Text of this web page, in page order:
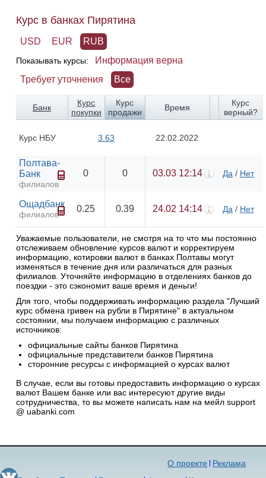
Курс в банках Пирятина
USD EUR RUB
Показывать курсы:
Информация верна
Требует уточнения
Все
Банк
Курс
покупки
Курс
продажи
Время
Курс
верный?
Курс НБУ 3.63 22.02.2022
Полтава-
Банк
филиалов
0 0 03.03 12:14 Да / Нет
Ощадбанк
филиалов
0.25 0.39 24.02 14:14 Да / Нет
Уважаемые пользователи, не смотря на то что мы постоянно
отслеживаем обновление курсов валют и корректируем
информацию, котировки валют в банках Полтавы могут
изменяться в течение дня или различаться для разных
филиалов. Уточняйте информацию в отделениях банков до
поездки - это сэкономит ваше время и деньги!
Для того, чтобы поддерживать информацию раздела "Лучший
курс обмена гривен на рубли в Пирятине" в актуальном
состоянии, мы получаем информацию с различных
источников:
официальные сайты банков Пирятина
официальные представители банков Пирятина
сторонние ресурсы с информацией о курсах валют
В случае, если вы готовы предоставить информацию о курсах
валют Вашем банке или вас интересуют другие виды
сотрудничества, то вы можете написать нам на мейл support
@ uabanki.com
Реклама
О проекте